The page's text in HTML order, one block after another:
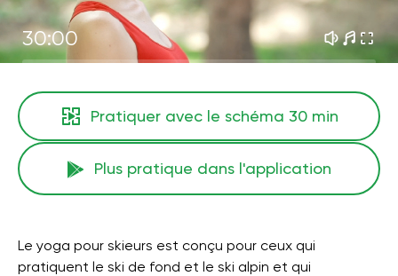
30:00
Pratiquer avec le schéma 30 min
Plus pratique dans l'application
Le yoga pour skieurs est conçu pour ceux qui
pratiquent le ski de fond et le ski alpin et qui